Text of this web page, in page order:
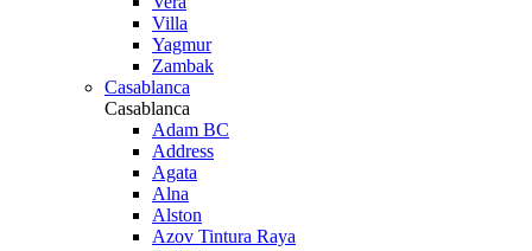
Villa
Yagmur
Zambak
Casablanca
Casablanca
Adam BC
Address
Agata
Alna
Alston
Azov Tintura Raya